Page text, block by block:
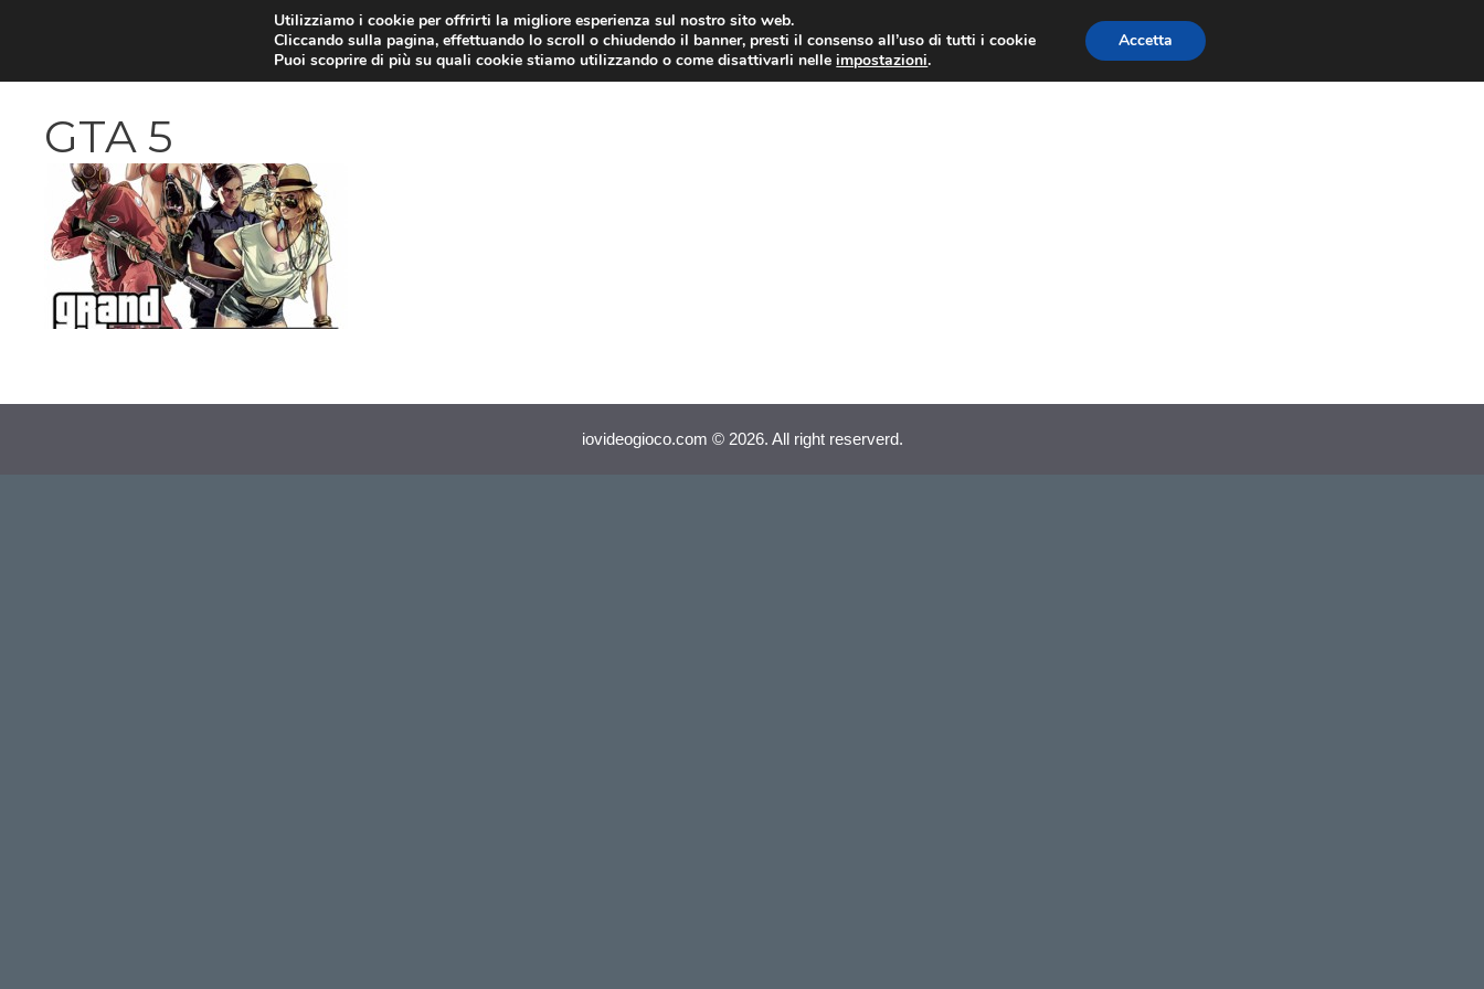
VIDEOGIOCHI NEWS RECENSIONI TRAILER GIOCHI
GTA 5
iovideogioco.com © 2026. All right reserverd.
Utilizziamo i cookie per offrirti la migliore esperienza sul nostro sito web.
Cliccando sulla pagina, effettuando lo scroll o chiudendo il banner, presti il consenso all’uso di tutti i cookie
Puoi scoprire di più su quali cookie stiamo utilizzando o come disattivarli nelleimpostazioni.
Accetta